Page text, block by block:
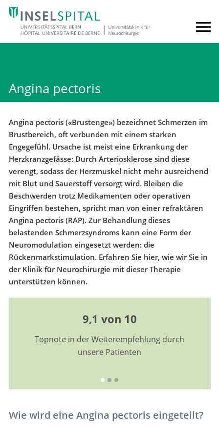
Angina pectoris
Angina pectoris («Brustenge») bezeichnet Schmerzen im
Brustbereich, oft verbunden mit einem starken
Engegefühl. Ursache ist meist eine Erkrankung der
Herzkranzgefässe: Durch Arteriosklerose sind diese
verengt, sodass der Herzmuskel nicht mehr ausreichend
mit Blut und Sauerstoff versorgt wird. Bleiben die
Beschwerden trotz Medikamenten oder operativen
Eingriffen bestehen, spricht man von einer refraktären
Angina pectoris (RAP). Zur Behandlung dieses
belastenden Schmerzsyndroms kann eine Form der
Neuromodulation eingesetzt werden: die
Rückenmarkstimulation. Erfahren Sie hier, wie wir Sie in
der Klinik für Neurochirurgie mit dieser Therapie
unterstützen können.
9,1 von 10
Topnote in der Weiterempfehlung durch
unsere Patienten
Wie wird eine Angina pectoris eingeteilt?